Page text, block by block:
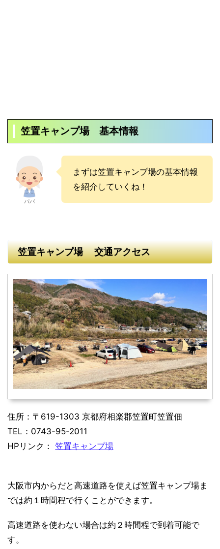
笠置キャンプ場 基本情報
パパ
まずは笠置キャンプ場の基本情報
を紹介していくね！
笠置キャンプ場 交通アクセス
住所：〒619-1303 京都府相楽郡笠置町笠置佃
TEL：0743-95-2011
HPリンク： 笠置キャンプ場
大阪市内からだと高速道路を使えば笠置キャンプ場ま
では約１時間程で行くことができます。
高速道路を使わない場合は約２時間程で到着可能で
す。